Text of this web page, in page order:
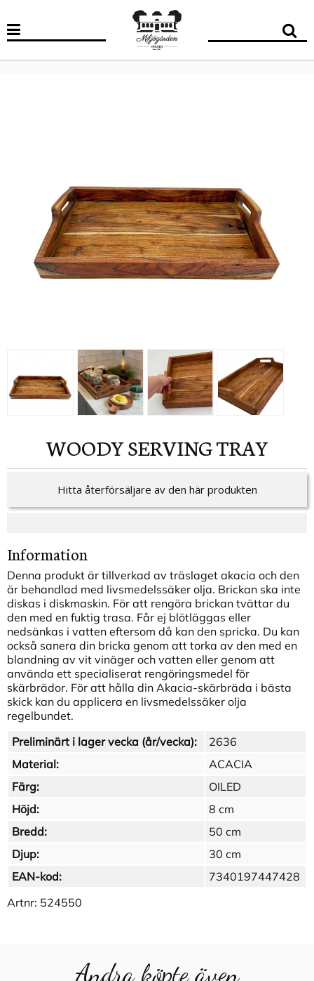
WOODY SERVING TRAY
Hitta återförsäljare av den här produkten
Information
Denna produkt är tillverkad av träslaget akacia och den
är behandlad med livsmedelssäker olja. Brickan ska inte
diskas i diskmaskin. För att rengöra brickan tvättar du
den med en fuktig trasa. Får ej blötläggas eller
nedsänkas i vatten eftersom då kan den spricka. Du kan
också sanera din bricka genom att torka av den med en
blandning av vit vinäger och vatten eller genom att
använda ett specialiserat rengöringsmedel för
skärbrädor. För att hålla din Akacia-skärbräda i bästa
skick kan du applicera en livsmedelssäker olja
regelbundet.
Preliminärt i lager vecka (år/vecka):
2636
Material:
ACACIA
Färg:
OILED
Höjd:
8 cm
Bredd:
50 cm
Djup:
30 cm
EAN-kod:
7340197447428
Artnr: 524550
Andra köpte även